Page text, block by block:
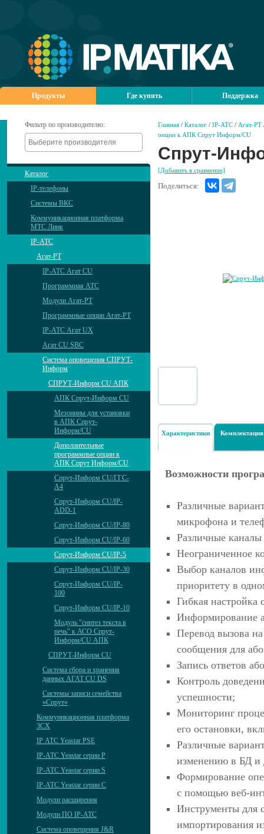
Продукты Где купить Поддержка
Фильтр по производителю:
Каталог
IP-телефоны
Системы ВКС
Коммуникационная платформа
МТС Линк
IP-АТС
Агат-РТ
IP-АТС Агат CU
Программная АТС
Модули Агат-РТ
Программные опции Агат-РТ
IP-АТС Агат UX
Агат CU SBC
Система оповещения СПРУТ-
Информ
СПРУТ-Информ CU АПК
АПК Спрут-Информ CU
Мезонины для установки
в АПК Спрут-
Информ/CU
Дополнительные
программные опции к
АПК Спрут Информ/CU
Спрут-Информ CU/ГГС-
А4
Спрут-Информ CU/IP-
ADD-1
Спрут-Информ CU/IP-80
Спрут-Информ CU/IP-60
Спрут-Информ CU/IP-5
Спрут-Информ CU/IP-30
Спрут-Информ CU/IP-
100
Спрут-Информ CU/IP-10
Модуль "синтез текста в
речь" к АСО Спрут-
Информ/CU АПК
СПРУТ-Информ CU
Система сбора и хранения
данных АГАТ CU DS
Системы записи семейства
«Спрут»
Коммуникационная платформа
3CX
IP АТС Yeastar PSE
IP-АТС Yeastar серии P
IP-АТС Yeastar серии S
IP-АТС Yeastar серии C
Модули расширения
Модули ПО IP-АТС
Система оповещения J&R
Главная / Каталог / IP-АТС / Агат-РТ
опции к АПК Спрут Информ/CU
Спрут-
[Добавить в сравнение]
Поделиться:
Характеристики Комплектация
Возможности
Различные
микрофона и
Различные
Неограниченное
Выбор каналов
приоритету в
Гибкая настройка
Информирование
Перевод вызова
сообщения для
Запись ответов
Контроль
успешности;
Мониторинг
его остановки,
Различные
изменению в БД и
Формирование
с помощью веб-
Инструменты для
импортирования